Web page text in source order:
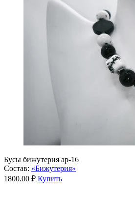
Бусы бижутерия ар-16
Состав: «Бижутерия»
1800.00 ₽ Купить